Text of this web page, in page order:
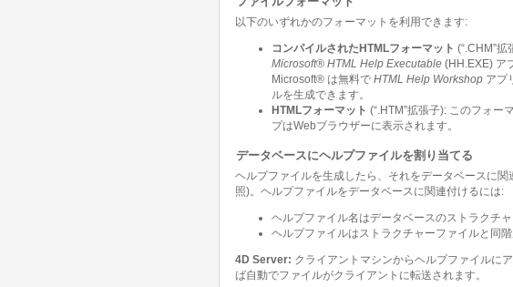
以下のいずれかのフォーマットを利用できます:
コンパイルされたHTMLフォーマット (“.CHM”
Microsoft® HTML Help Executable (HH.EXE) ア
Microsoft® は無料で HTML Help Workshop アプ
ルを生成できます。
HTMLフォーマット (“.HTM”拡張子): このフォ
プはWebブラウザーに表示されます。
データベースにヘルプファイルを割り当てる
ヘルプファイルを生成したら、それをデータベースに
照)。ヘルプファイルをデータベースに関連付けるには:
ヘルプファイル名はデータベースのストラクチ
ヘルプファイルはストラクチャーファイルと同
4D Server: クライアントマシンからヘルプファイルに
ば自動でファイルがクライアントに転送されます。